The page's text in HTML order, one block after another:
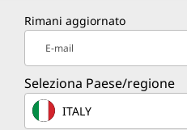
Rimani aggiornato
E-mail
Seleziona Paese/regione
ITALY